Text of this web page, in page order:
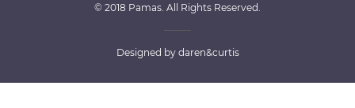
© 2018 Pamas. All Rights Reserved.
Designed by daren&curtis